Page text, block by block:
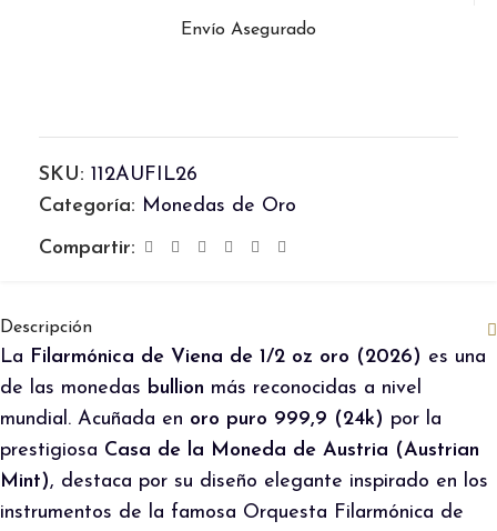
Envío Asegurado
SKU: 112AUFIL26
Categoría: Monedas de Oro
Compartir:
Descripción
La Filarmónica de Viena de 1/2 oz oro (2026) es una
de las monedas bullion más reconocidas a nivel
mundial. Acuñada en oro puro 999,9 (24k) por la
prestigiosa Casa de la Moneda de Austria (Austrian
Mint), destaca por su diseño elegante inspirado en los
instrumentos de la famosa Orquesta Filarmónica de